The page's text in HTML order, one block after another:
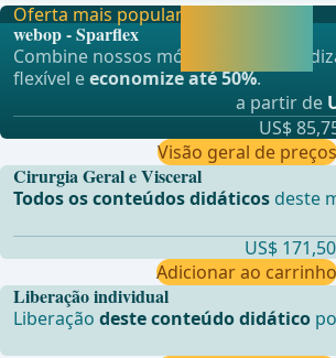
Liberação individual
Liberaçãodeste conteúdo didático
Oferta mais popular
webop - Sparflex
Combine nossos módulos de
flexível eeconomize até 50%.
a partir de
US$
Visão geral de preços
Cirurgia Geral e Visceral
Todos os conteúdos didáticos deste
US$
Adicionar ao carrinho